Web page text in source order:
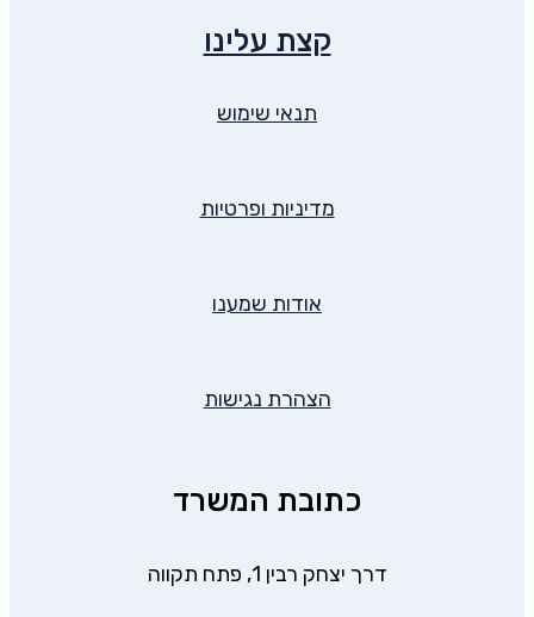
קצת עלינו
תנאי שימוש
מדיניות ופרטיות
אודות שמענו
הצהרת נגישות
כתובת המשרד
דרך יצחק רבין 1, פתח תקווה